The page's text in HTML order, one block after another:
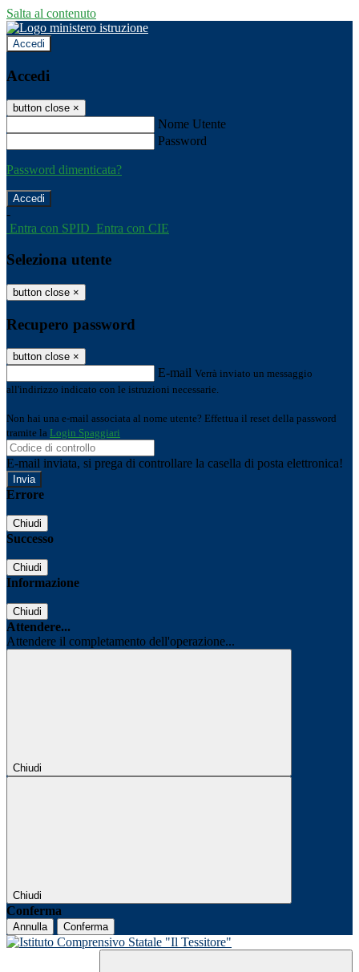
Salta al contenuto
Accedi
Accedi
button close ×
Nome Utente
Password
Password dimenticata?
-
Entra con SPID Entra con CIE
Seleziona utente
button close ×
Recupero password
button close ×
E-mail Verrà inviato un messaggio
all'indirizzo indicato con le istruzioni necessarie.
Non hai una e-mail associata al nome utente? Effettua il reset della password
tramite la Login Spaggiari
E-mail inviata, si prega di controllare la casella di posta elettronica!
Errore
Chiudi
Successo
Chiudi
Informazione
Chiudi
Attendere...
Attendere il completamento dell'operazione...
Chiudi
Chiudi
Conferma
Annulla Conferma